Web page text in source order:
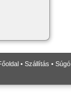
• Szállítás • Súgó